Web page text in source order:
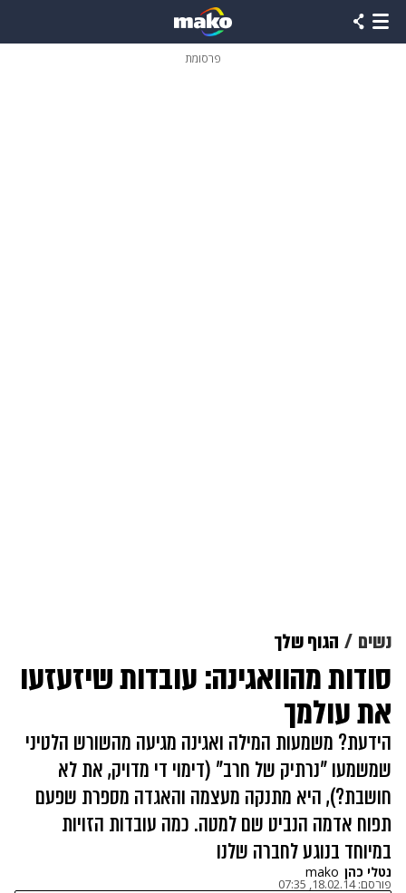
פרסומת
נשים הגוף שלך
סודות מהוואגינה: עובדות שיזעזעו
את עולמך
הידעת? משמעות המילה ואגינה מגיעה מהשורש הלטיני
שמשמעו "נרתיק של חרב" (דימוי די מדויק, את לא
חושבת?), היא מתנקה מעצמה והאגדה מספרת שפעם
תפוח אדמה הנביט שם למטה. כמה עובדות הזויות
במיוחד בנוגע לחברה שלנו
נטלי כהן mako
פורסם:18.02.14, 07:35